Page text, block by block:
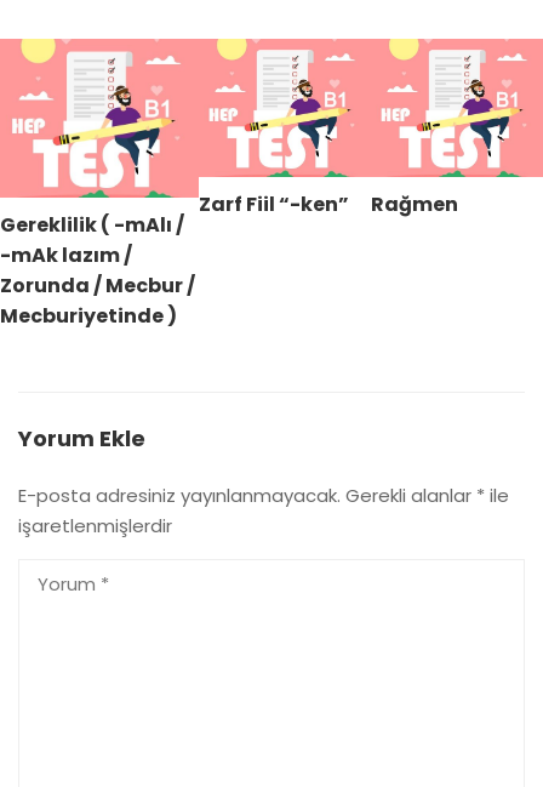
Gereklilik ( -mAlı /
-mAk lazım /
Zorunda / Mecbur /
Mecburiyetinde )
Zarf Fiil “-ken” Rağmen
Yorum Ekle
E-posta adresiniz yayınlanmayacak. Gerekli alanlar * ile
işaretlenmişlerdir